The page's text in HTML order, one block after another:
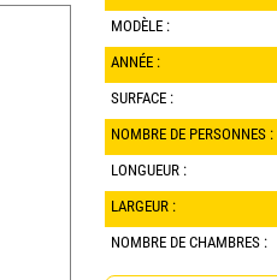
MODÈLE :
ANNÉE :
SURFACE :
NOMBRE DE PERSONNES :
LONGUEUR :
LARGEUR :
NOMBRE DE CHAMBRES :